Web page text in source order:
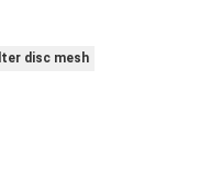
disc mesh